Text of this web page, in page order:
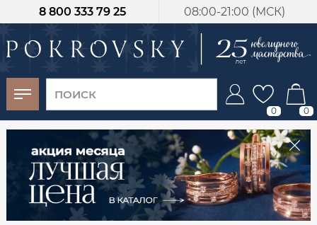
08:00-21:00 (МСК)
8 800 333 79 25
0 0
-30%
от 15 дней с
момента оплаты